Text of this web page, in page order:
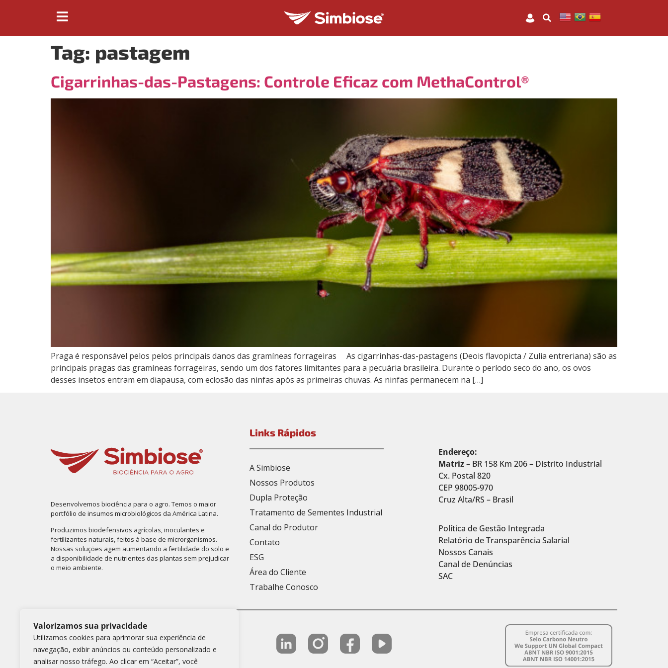
Valorizamos sua privacidade
Utilizamos cookies para aprimorar sua experiência de
navegação, exibir anúncios ou conteúdo personalizado e
analisar nosso tráfego. Ao clicar em “Aceitar”, você
Tag: pastagem
Cigarrinhas-das-Pastagens: Controle Eficaz com MethaControl®
Praga é responsável pelos pelos principais danos das gramíneas forrageiras As cigarrinhas-das-pastagens (Deois flavopicta / Zulia entreriana) são as
principais pragas das gramíneas forrageiras, sendo um dos fatores limitantes para a pecuária brasileira. Durante o período seco do ano, os ovos
desses insetos entram em diapausa, com eclosão das ninfas após as primeiras chuvas. As ninfas permanecem na […]
Desenvolvemos biociência para o agro. Temos o maior
portfólio de insumos microbiológicos da América Latina.
Produzimos biodefensivos agrícolas, inoculantes e
fertilizantes naturais, feitos à base de microrganismos.
Nossas soluções agem aumentando a fertilidade do solo e
a disponibilidade de nutrientes das plantas sem prejudicar
o meio ambiente.
Links Rápidos
A Simbiose
Nossos Produtos
Dupla Proteção
Tratamento de Sementes Industrial
Canal do Produtor
Contato
ESG
Área do Cliente
Trabalhe Conosco
Endereço:
Matriz– BR 158 Km 206 – Distrito Industrial
Cx. Postal 820
CEP 98005-970
Cruz Alta/RS – Brasil
Política de Gestão Integrada
Relatório de Transparência Salarial
Nossos Canais
Canal de Denúncias
SAC
Nos siga nas redes sociais